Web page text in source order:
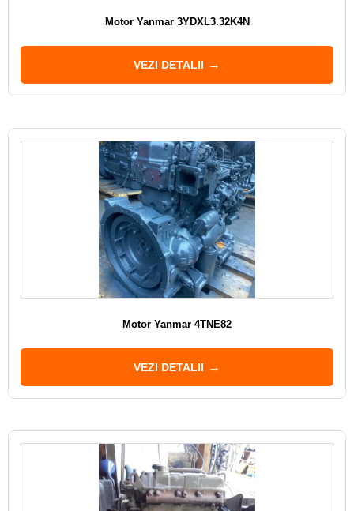
Motor Yanmar 3YDXL3.32K4N
VEZI DETALII
Motor Yanmar 4TNE82
VEZI DETALII